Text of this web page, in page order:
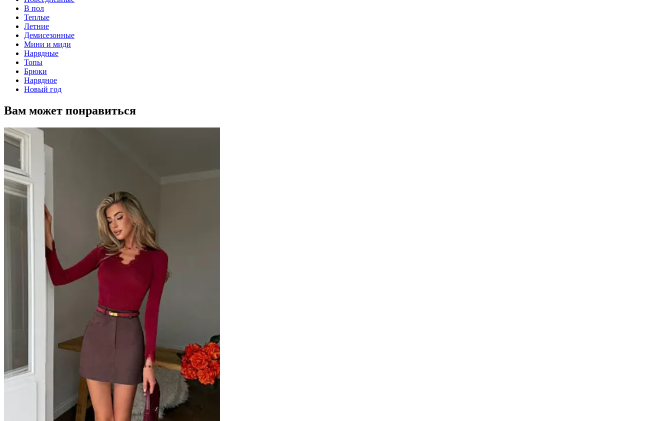
В пол
Теплые
Летние
Демисезонные
Мини и миди
Нарядные
Топы
Брюки
Нарядное
Новый год
Вам может понравиться